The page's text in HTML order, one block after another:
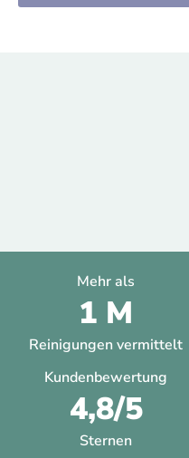
Mehr als
1 M
Reinigungen vermittelt
Kundenbewertung
4,8/5
Sternen